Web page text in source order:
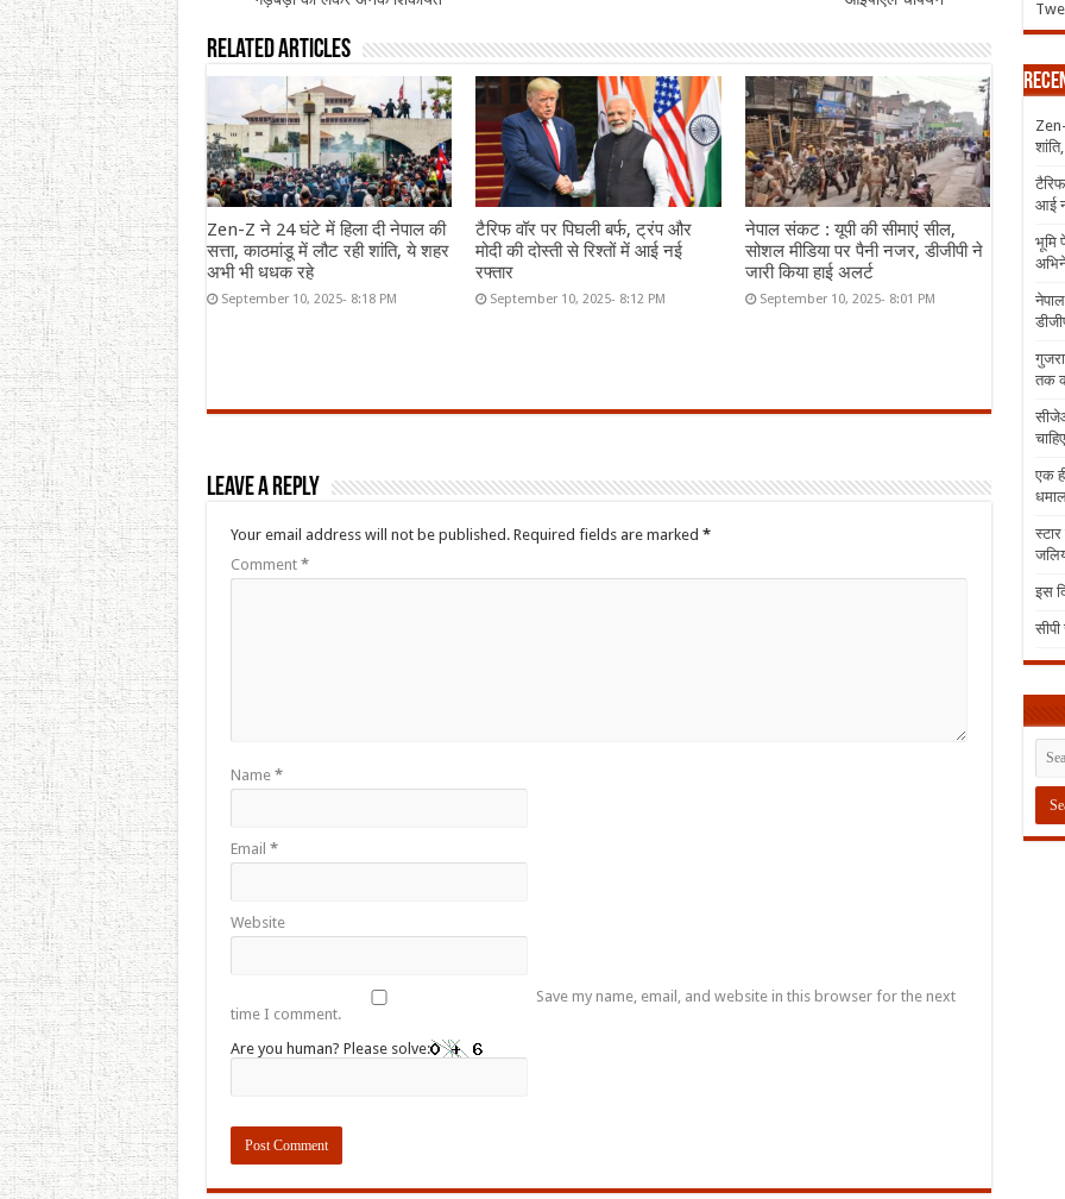
Related Articles
Zen-Z ने 24 घंटे में हिला दी नेपाल की
सत्ता, काठमांडू में लौट रही शांति, ये शहर
अभी भी धधक रहे
September 10, 2025- 8:18 PM
टैरिफ वॉर पर पिघली बर्फ, ट्रंप और
मोदी की दोस्ती से रिश्तों में आई नई
रफ्तार
September 10, 2025- 8:12 PM
नेपाल संकट : यूपी की सीमाएं सील,
सोशल मीडिया पर पैनी नजर, डीजीपी ने
जारी किया हाई अलर्ट
September 10, 2025- 8:01 PM
Leave a Reply
Your email address will not be published. Required fields are marked *
Comment *
Name *
Email *
Website
Save my name, email, and website in this browser for the next
time I comment.
Are you human? Please solve:
आई
भूमि
तक
एक
इस